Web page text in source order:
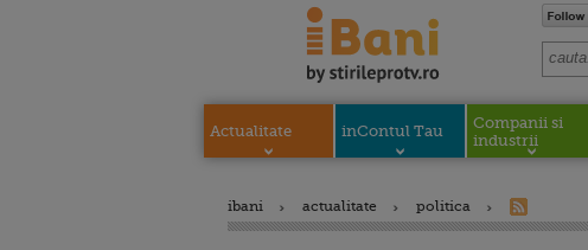
Actualitate inContul Tau
Companii si
industrii
ibani actualitate politica